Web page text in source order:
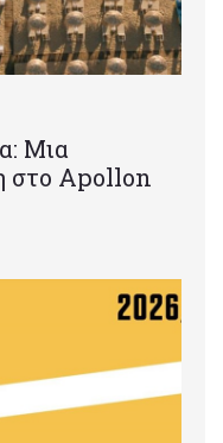
Μια
στο Apollon